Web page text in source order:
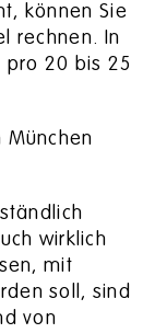
können Sie
rechnen. In
pro 20 bis 25
München
wirklich
mit
soll, sind
von